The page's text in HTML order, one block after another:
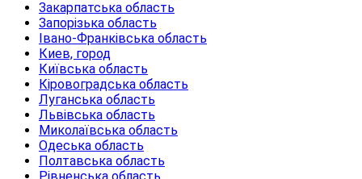
Закарпатська область
Запорізька область
Івано-Франківська область
Киев, город
Київська область
Кіровоградська область
Луганська область
Львівська область
Миколаївська область
Одеська область
Полтавська область
Рівненська область